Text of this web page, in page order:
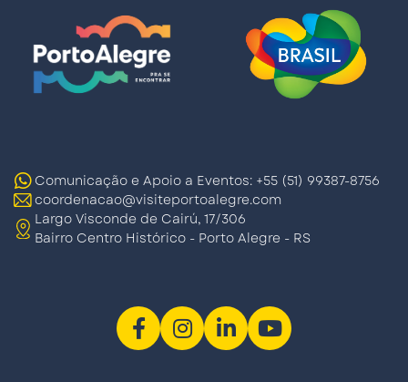
Comunicação e Apoio a Eventos: +55 (51) 99387-8756
coordenacao@visiteportoalegre.com
Largo Visconde de Cairú, 17/306
Bairro Centro Histórico - Porto Alegre - RS